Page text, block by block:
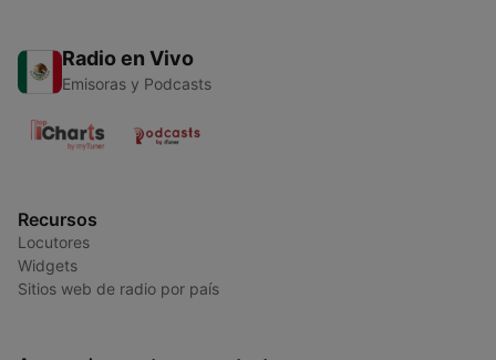
Radio en Vivo
Emisoras y Podcasts
Recursos
Locutores
Widgets
Sitios web de radio por país